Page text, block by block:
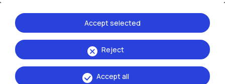
Milano Bovisa
Cremona
Lecco
Reject
Accept selected
Accept all